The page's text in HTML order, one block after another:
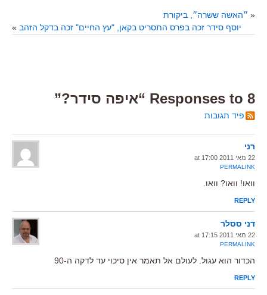
« ״האשה ששרה״, ביקורת
יוסף סידר זכה בפרס התסריט בקאן, "עץ החיים" זכה בדקל הזהב »
8 Responses to “איפה סידר?”
פיד תגובות
רני
22 מאי 2011 at 17:00
PERMALINK
וואו! וואו? וואו.
REPLY
דני ססלר
22 מאי 2011 at 17:15
PERMALINK
הכדור הוא עגול. לעולם אל תאמר אין סיכוי עד לדקה ה-90
REPLY